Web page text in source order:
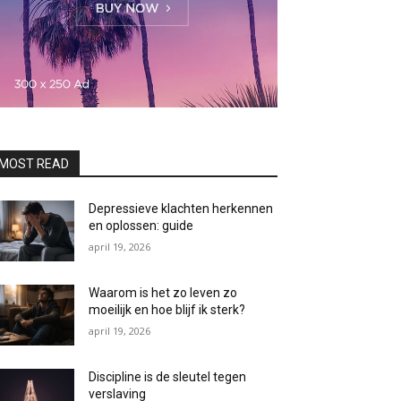
READ
Depressieve klachten herkennen
en oplossen: guide
april 19, 2026
Waarom is het zo leven zo
moeilijk en hoe blijf ik sterk?
april 19, 2026
Discipline is de sleutel tegen
verslaving